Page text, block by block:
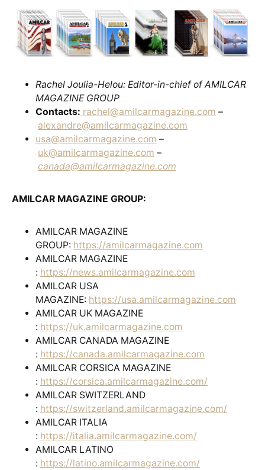
Rachel Joulia-Helou: Editor-in-chief of AMILCAR
MAGAZINE GROUP
Contacts: rachel@amilcarmagazine.com –
alexandre@amilcarmagazine.com
usa@amilcarmagazine.com –
uk@amilcarmagazine.com –
canada@amilcarmagazine.com
AMILCAR MAGAZINE GROUP:
AMILCAR MAGAZINE
GROUP: https://amilcarmagazine.com
AMILCAR MAGAZINE
: https://news.amilcarmagazine.com
AMILCAR USA
MAGAZINE: https://usa.amilcarmagazine.com
AMILCAR UK MAGAZINE
: https://uk.amilcarmagazine.com
AMILCAR CANADA MAGAZINE
: https://canada.amilcarmagazine.com
AMILCAR CORSICA MAGAZINE
: https://corsica.amilcarmagazine.com/
AMILCAR SWITZERLAND
: https://switzerland.amilcarmagazine.com/
AMILCAR ITALIA
: https://italia.amilcarmagazine.com/
AMILCAR LATINO
: https://latino.amilcarmagazine.com/